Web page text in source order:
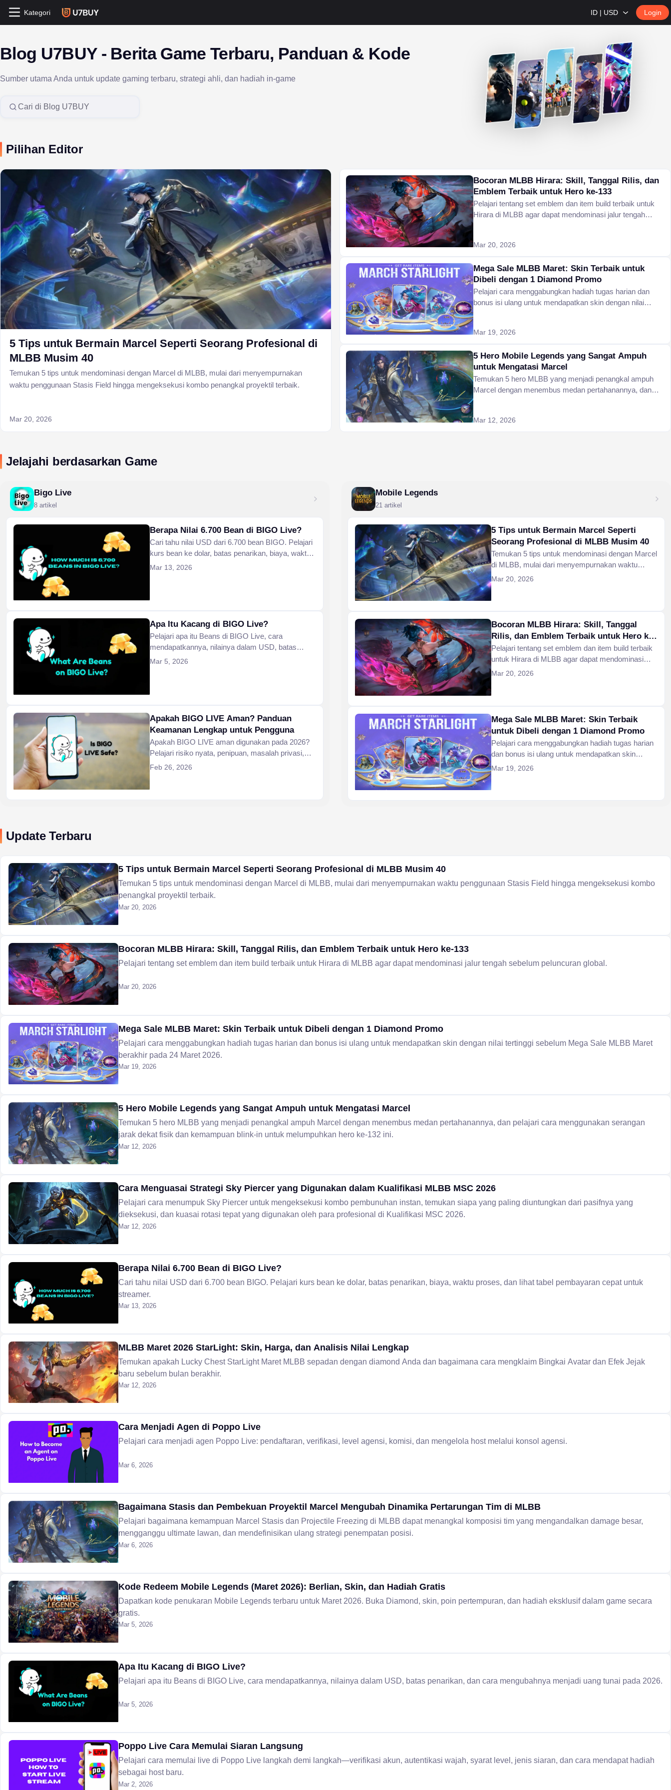
Kategori ID | USD Login
Blog U7BUY - Berita Game Terbaru, Panduan & Kode
Sumber utama Anda untuk update gaming terbaru, strategi ahli, dan hadiah in-game
Search in U7BUY Blog
Pilihan Editor
5 Tips untuk Bermain Marcel Seperti Seorang Profesional di
MLBB Musim 40
Temukan 5 tips untuk mendominasi dengan Marcel di MLBB, mulai dari menyempurnakan
waktu penggunaan Stasis Field hingga mengeksekusi kombo penangkal proyektil terbaik.
Mar 20, 2026
Bocoran MLBB Hirara: Skill, Tanggal Rilis, dan
Emblem Terbaik untuk Hero ke-133
Pelajari tentang set emblem dan item build terbaik untuk
Hirara di MLBB agar dapat mendominasi jalur tengah
Mar 20, 2026
Mega Sale MLBB Maret: Skin Terbaik untuk
Dibeli dengan 1 Diamond Promo
Pelajari cara menggabungkan hadiah tugas harian dan
bonus isi ulang untuk mendapatkan skin dengan nilai
Mar 19, 2026
5 Hero Mobile Legends yang Sangat Ampuh
untuk Mengatasi Marcel
Temukan 5 hero MLBB yang menjadi penangkal ampuh
Marcel dengan menembus medan pertahanannya, dan
Mar 12, 2026
Jelajahi berdasarkan Game
Bigo Live
8 artikel
Berapa Nilai 6.700 Bean di BIGO Live?
Cari tahu nilai USD dari 6.700 bean BIGO. Pelajari
kurs bean ke dolar, batas penarikan, biaya, waktu
proses, dan lihat tabel pembayaran cepat untuk
Mar 13, 2026
Apa Itu Kacang di BIGO Live?
Pelajari apa itu Beans di BIGO Live, cara
mendapatkannya, nilainya dalam USD, batas
penarikan, dan cara mengubahnya menjadi uang
Mar 5, 2026
Apakah BIGO LIVE Aman? Panduan
Keamanan Lengkap untuk Pengguna
Apakah BIGO LIVE aman digunakan pada 2026?
Pelajari risiko nyata, penipuan, masalah privasi,
dan fitur moderasi untuk menilai keamanannya
Feb 26, 2026
Mobile Legends
21 artikel
5 Tips untuk Bermain Marcel Seperti
Seorang Profesional di MLBB Musim 40
Temukan 5 tips untuk mendominasi dengan Marcel
di MLBB, mulai dari menyempurnakan waktu
penggunaan Stasis Field hingga mengeksekusi
kombo penangkal proyektil terbaik.
Mar 20, 2026
Bocoran MLBB Hirara: Skill, Tanggal
Rilis, dan Emblem Terbaik untuk Hero ke-
133
Pelajari tentang set emblem dan item build terbaik
untuk Hirara di MLBB agar dapat mendominasi
jalur tengah sebelum peluncuran global.
Mar 20, 2026
Mega Sale MLBB Maret: Skin Terbaik
untuk Dibeli dengan 1 Diamond Promo
Pelajari cara menggabungkan hadiah tugas harian
dan bonus isi ulang untuk mendapatkan skin
dengan nilai tertinggi sebelum Mega Sale MLBB
Maret berakhir pada 24 Maret 2026.
Mar 19, 2026
Update Terbaru
5 Tips untuk Bermain Marcel Seperti Seorang Profesional di MLBB Musim 40
Temukan 5 tips untuk mendominasi dengan Marcel di MLBB, mulai dari menyempurnakan waktu penggunaan Stasis Field hingga mengeksekusi kombo
penangkal proyektil terbaik.
Mar 20, 2026
Bocoran MLBB Hirara: Skill, Tanggal Rilis, dan Emblem Terbaik untuk Hero ke-133
Pelajari tentang set emblem dan item build terbaik untuk Hirara di MLBB agar dapat mendominasi jalur tengah sebelum peluncuran global.
Mar 20, 2026
Mega Sale MLBB Maret: Skin Terbaik untuk Dibeli dengan 1 Diamond Promo
Pelajari cara menggabungkan hadiah tugas harian dan bonus isi ulang untuk mendapatkan skin dengan nilai tertinggi sebelum Mega Sale MLBB Maret
berakhir pada 24 Maret 2026.
Mar 19, 2026
5 Hero Mobile Legends yang Sangat Ampuh untuk Mengatasi Marcel
Temukan 5 hero MLBB yang menjadi penangkal ampuh Marcel dengan menembus medan pertahanannya, dan pelajari cara menggunakan serangan
jarak dekat fisik dan kemampuan blink-in untuk melumpuhkan hero ke-132 ini.
Mar 12, 2026
Cara Menguasai Strategi Sky Piercer yang Digunakan dalam Kualifikasi MLBB MSC 2026
Pelajari cara menumpuk Sky Piercer untuk mengeksekusi kombo pembunuhan instan, temukan siapa yang paling diuntungkan dari pasifnya yang
dieksekusi, dan kuasai rotasi tepat yang digunakan oleh para profesional di Kualifikasi MSC 2026.
Mar 12, 2026
Berapa Nilai 6.700 Bean di BIGO Live?
Cari tahu nilai USD dari 6.700 bean BIGO. Pelajari kurs bean ke dolar, batas penarikan, biaya, waktu proses, dan lihat tabel pembayaran cepat untuk
streamer.
Mar 13, 2026
MLBB Maret 2026 StarLight: Skin, Harga, dan Analisis Nilai Lengkap
Temukan apakah Lucky Chest StarLight Maret MLBB sepadan dengan diamond Anda dan bagaimana cara mengklaim Bingkai Avatar dan Efek Jejak
baru sebelum bulan berakhir.
Mar 12, 2026
Cara Menjadi Agen di Poppo Live
Pelajari cara menjadi agen Poppo Live: pendaftaran, verifikasi, level agensi, komisi, dan mengelola host melalui konsol agensi.
Mar 6, 2026
Bagaimana Stasis dan Pembekuan Proyektil Marcel Mengubah Dinamika Pertarungan Tim di MLBB
Pelajari bagaimana kemampuan Marcel Stasis dan Projectile Freezing di MLBB dapat menangkal komposisi tim yang mengandalkan damage besar,
mengganggu ultimate lawan, dan mendefinisikan ulang strategi penempatan posisi.
Mar 6, 2026
Kode Redeem Mobile Legends (Maret 2026): Berlian, Skin, dan Hadiah Gratis
Dapatkan kode penukaran Mobile Legends terbaru untuk Maret 2026. Buka Diamond, skin, poin pertempuran, dan hadiah eksklusif dalam game secara
gratis.
Mar 5, 2026
Apa Itu Kacang di BIGO Live?
Pelajari apa itu Beans di BIGO Live, cara mendapatkannya, nilainya dalam USD, batas penarikan, dan cara mengubahnya menjadi uang tunai pada 2026.
Mar 5, 2026
Poppo Live Cara Memulai Siaran Langsung
Pelajari cara memulai live di Poppo Live langkah demi langkah—verifikasi akun, autentikasi wajah, syarat level, jenis siaran, dan cara mendapat hadiah
sebagai host baru.
Mar 2, 2026